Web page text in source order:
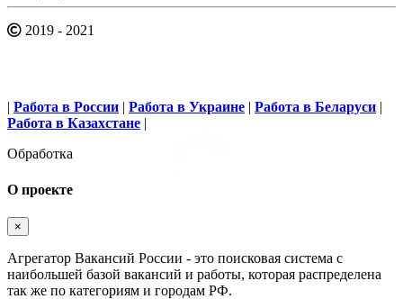
2019 - 2021
| Работа в России | Работа в Украине | Работа в Беларуси |
Работа в Казахстане |
Обработка
О проекте
×
Агрегатор Вакансий России - это поисковая система с
наибольшей базой вакансий и работы, которая распределена
так же по категориям и городам РФ.